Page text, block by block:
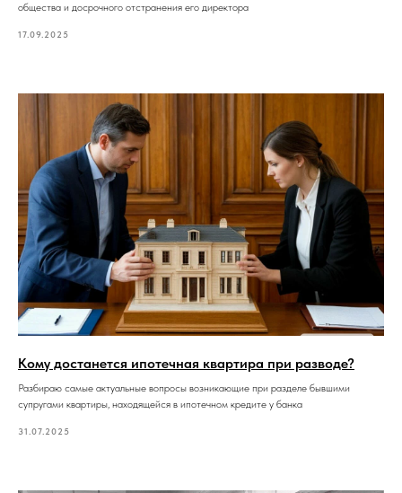
общества и досрочного отстранения его директора
17.09.2025
Кому достанется ипотечная квартира при разводе?
Разбираю самые актуальные вопросы возникающие при разделе бывшими
супругами квартиры, находящейся в ипотечном кредите у банка
31.07.2025